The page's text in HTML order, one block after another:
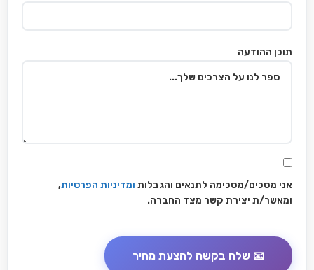
תוכן ההודעה
אני מסכים/מסכימה לתנאים והגבלות ומדיניות הפרטיות,
ומאשר/ת יצירת קשר מצד החברה.